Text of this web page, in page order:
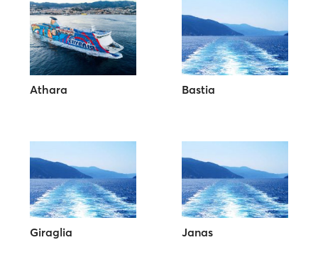
Athara Bastia
Giraglia Janas